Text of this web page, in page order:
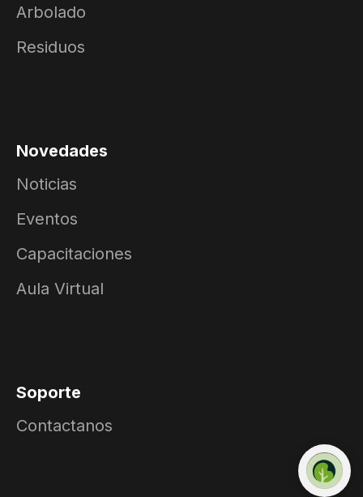
Arbolado
Residuos
Novedades
Noticias
Eventos
Capacitaciones
Aula Virtual
Soporte
Contactanos